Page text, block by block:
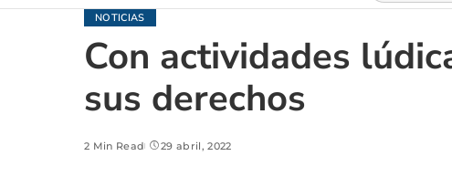
NOTICIAS
Con actividades
sus derechos
2 Min Read 29 abril, 2022